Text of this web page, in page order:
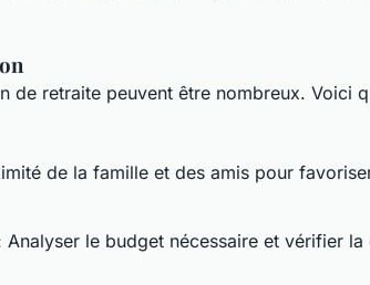
de retraite peuvent être nombreux. Voici
de la famille et des amis pour
Analyser le budget nécessaire et vérifier